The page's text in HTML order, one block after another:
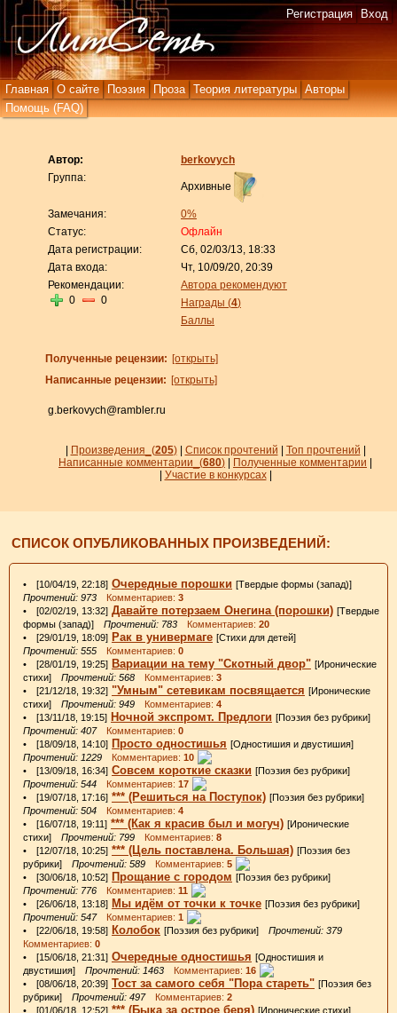
Главная О сайте Поэзия Проза Теория литературы
Авторы
Помощь (FAQ)
Регистрация Вход
Автор:
berkovych
Группа:
Архивные
Замечания:
0%
Статус:
Офлайн
Дата регистрации:
Сб, 02/03/13, 18:33
Дата входа:
Чт, 10/09/20, 20:39
Рекомендации:
0
0
Автора рекомендуют
Награды (4)
Баллы
Полученные рецензии: [открыть]
Написанные рецензии: [открыть]
g.berkovych@rambler.ru
Произведения_ (205) Список прочтений Топ прочтений
Написанные комментарии_ (680) Полученные комментарии
Участие в конкурсах|
СПИСОК ОПУБЛИКОВАННЫХ ПРОИЗВЕДЕНИЙ:
• [10/04/19, 22:18] Очередные порошки [Твердые формы (запад)]
Прочтений: 973 Комментариев: 3
• [02/02/19, 13:32] Давайте потерзаем Онегина (порошки) [Твердые
формы (запад)] Прочтений: 783 Комментариев: 20
• [29/01/19, 18:09] Рак в универмаге [Стихи для детей]
Прочтений: 555 Комментариев: 0
• [28/01/19, 19:25] Вариации на тему "Скотный двор" [Иронические
стихи] Прочтений: 568 Комментариев: 3
• [21/12/18, 19:32] "Умным" сетевикам посвящается [Иронические
стихи] Прочтений: 949 Комментариев: 4
• [13/11/18, 19:15] Ночной экспромт. Предлоги [Поэзия без рубрики]
Прочтений: 407Комментариев: 0
• [18/09/18, 14:10] Просто одностишья [Одностишия и двустишия]
Прочтений: 1229 Комментариев: 10
• [13/09/18, 16:34] Совсем короткие сказки [Поэзия без рубрики]
Прочтений: 544 Комментариев: 17
• [19/07/18, 17:16] *** (Решиться на Поступок) [Поэзия без рубрики]
Прочтений: 504 Комментариев: 4
• [16/07/18, 19:11] *** (Как я красив был и могуч) [Иронические
стихи] Прочтений: 799 Комментариев: 8
• [12/07/18, 10:25] *** (Цель поставлена. Большая) [Поэзия без
рубрики] Прочтений: 589 Комментариев: 5
• [30/06/18, 10:52] Прощание с городом [Поэзия без рубрики]
Прочтений: 776 Комментариев: 11
• [26/06/18, 13:18] Мы идём от точки к точке [Поэзия без рубрики]
Прочтений: 547Комментариев: 1
• [22/06/18, 19:58] Колобок [Поэзия без рубрики] Прочтений: 379
Комментариев: 0
• [15/06/18, 21:31] Очередные одностишья [Одностишия и
двустишия] Прочтений: 1463 Комментариев: 16
• [08/06/18, 20:39] Тост за самого себя "Пора стареть" [Поэзия без
рубрики] Прочтений: 497Комментариев: 2
• [01/06/18, 12:52] *** (Быка за острое беря) [Иронические стихи]